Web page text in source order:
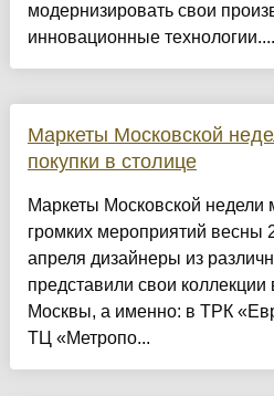
модернизировать свои
инновационные технологии....
Маркеты Московской
покупки в столице
Маркеты Московской
громких мероприятий весны
апреля дизайнеры из
представили свои коллекции
Москвы, а именно: в ТРК
ТЦ «Метропо...